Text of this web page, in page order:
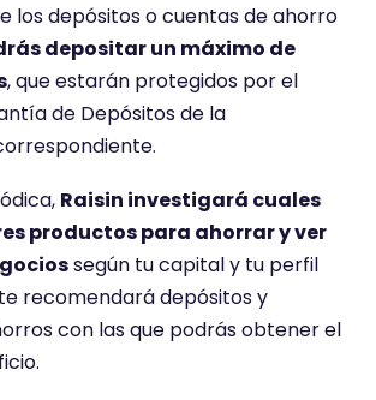
los depósitos o cuentas de ahorro
depositar un máximo de
, que estarán protegidos por el
de Depósitos de la
Raisin investigará cuales
productos para ahorrar y ver
según tu capital y tu perfil
recomendará depósitos y
con las que podrás obtener el